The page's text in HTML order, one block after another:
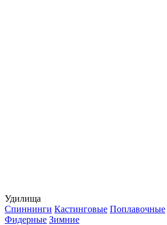
Удилища
Спиннинги Кастинговые Поплавочные
Фидерные Зимние